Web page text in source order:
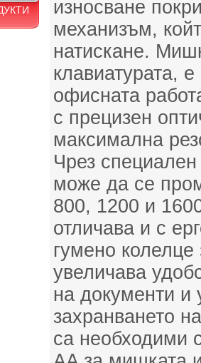
износване
механизъм,
натискане.
клавиатурата,
офисната
с прецизен
максимална
Чрез специален
може да се
800, 1200 и
отличава и с
гумено колелце
увеличава
на документи и
захранването
са необходими